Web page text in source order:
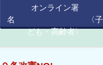
オンライン署
名 〈子
ども・高齢者〉